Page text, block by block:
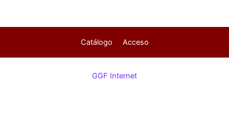
Catálogo Acceso
GGF Internet